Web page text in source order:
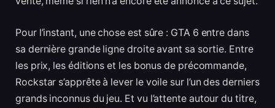
Pour l’instant, une chose est sûre : GTA 6 entre dans
sa dernière grande ligne droite avant sa sortie. Entre
les prix, les éditions et les bonus de précommande,
Rockstar s’apprête à lever le voile sur l’un des derniers
grands inconnus du jeu. Et vu l’attente autour du titre,